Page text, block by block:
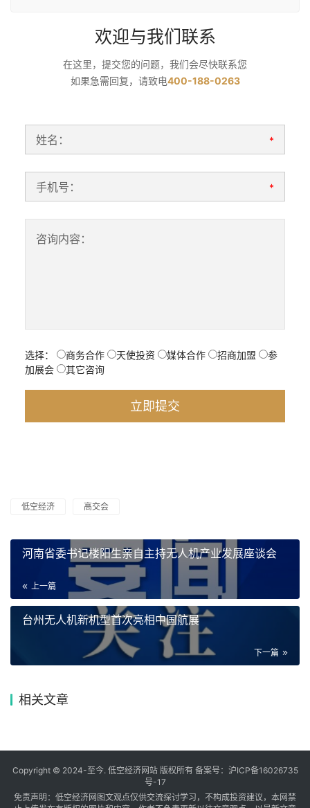
欢迎与我们联系
在这里，提交您的问题，我们会尽快联系您
如果急需回复，请致电400-188-0263
姓名： *
手机号： *
咨询内容：
选择： 商务合作 天使投资 媒体合作 招商加盟
参
加展会
其它咨询
低空经济 高交会
河南省委书记楼阳生亲自主持无人机产业发展座谈会
上一篇
台州无人机新机型首次亮相中国航展
下一篇
相关文章
Copyright © 2024-至今. 低空经济网站 版权所有 备案号： 沪ICP备16026735
号-17
免责声明：低空经济网图文观点仅供交流探讨学习，不构成投资建议，本网禁